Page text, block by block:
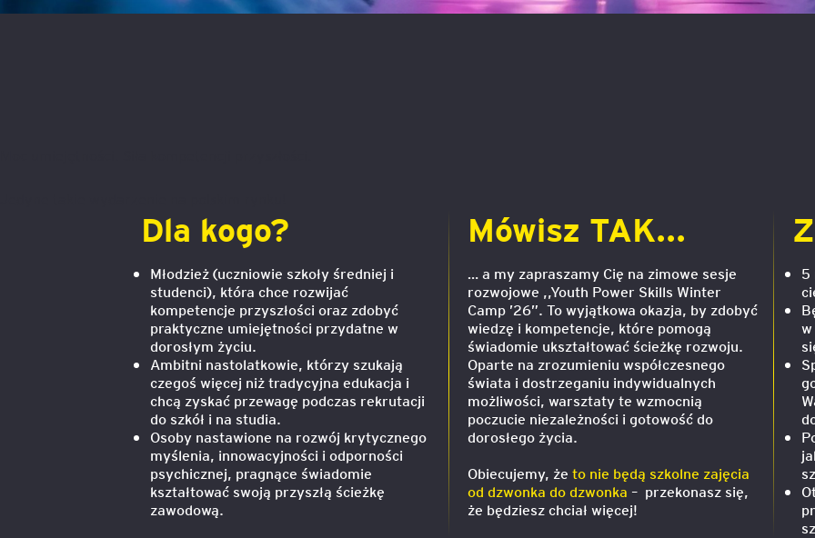
AI w finansach
Agenci AI w praktyce –
Warsztaty dla menedżerów
aspekty
AI w zarządzaniu projektami
Legal AI – sztuczna inteligencja
dla prawników
Dla kogo?
Młodzież (uczniowie szkoły średniej i
studenci), która chce rozwijać
kompetencje przyszłości oraz zdobyć
praktyczne umiejętności przydatne w
dorosłym życiu.
Ambitni nastolatkowie, którzy szukają
czegoś więcej niż tradycyjna edukacja i
chcą zyskać przewagę podczas rekrutacji
do szkół i na studia.
Osoby nastawione na rozwój krytycznego
myślenia, innowacyjności i odporności
psychicznej, pragnące świadomie
kształtować swoją przyszłą ścieżkę
zawodową.
Mówisz TAK...
… a my zapraszamy Cię na zimowe sesje
rozwojowe ,,Youth Power Skills Winter
Camp ’26”. To wyjątkowa okazja, by zdobyć
wiedzę i kompetencje, które pomogą
świadomie ukształtować ścieżkę rozwoju.
Oparte na zrozumieniu współczesnego
świata i dostrzeganiu indywidualnych
możliwości, warsztaty te wzmocnią
poczucie niezależności i gotowość do
dorosłego życia.
Obiecujemy, że to nie będą szkolne zajęcia
od dzwonka do dzwonka – przekonasz się,
że będziesz chciał więcej!
5